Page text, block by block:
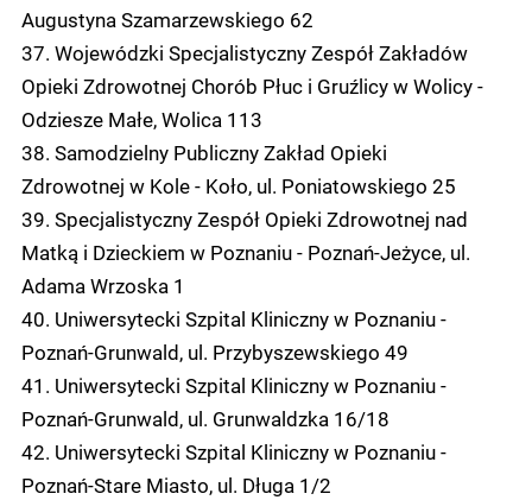
Augustyna Szamarzewskiego 62
37. Wojewódzki Specjalistyczny Zespół Zakładów
Opieki Zdrowotnej Chorób Płuc i Gruźlicy w Wolicy -
Odziesze Małe, Wolica 113
38. Samodzielny Publiczny Zakład Opieki
Zdrowotnej w Kole - Koło, ul. Poniatowskiego 25
39. Specjalistyczny Zespół Opieki Zdrowotnej nad
Matką i Dzieckiem w Poznaniu - Poznań-Jeżyce, ul.
Adama Wrzoska 1
40. Uniwersytecki Szpital Kliniczny w Poznaniu -
Poznań-Grunwald, ul. Przybyszewskiego 49
41. Uniwersytecki Szpital Kliniczny w Poznaniu -
Poznań-Grunwald, ul. Grunwaldzka 16/18
42. Uniwersytecki Szpital Kliniczny w Poznaniu -
Poznań-Stare Miasto, ul. Długa 1/2